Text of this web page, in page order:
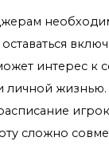
интерес к
сложно